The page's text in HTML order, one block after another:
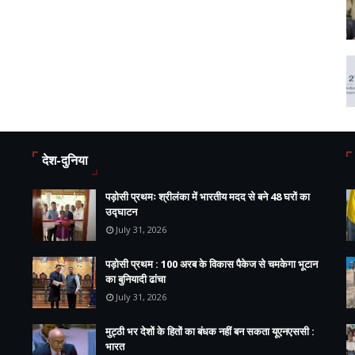
देश-दुनिया
पड़ोसी प्रथमः श्रीलंका में भारतीय मदद से बने 48 घरों का
उद्घाटन
July 31, 2026
पड़ोसी प्रथम : 100 अरब के विकास पैकेज से चमकेगा भूटान
का बुनियादी ढांचा
July 31, 2026
मुट्ठी भर देशों के हितों का बंधक नहीं बन सकता यूएनएससी :
भारत